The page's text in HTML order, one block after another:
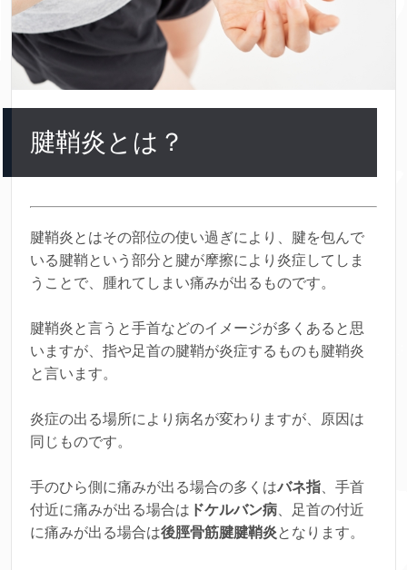
腱鞘炎とは？
腱鞘炎とはその部位の使い過ぎにより、腱を包んで
いる腱鞘という部分と腱が摩擦により炎症してしま
うことで、腫れてしまい痛みが出るものです。
腱鞘炎と言うと手首などのイメージが多くあると思
いますが、指や足首の腱鞘が炎症するものも腱鞘炎
と言います。
炎症の出る場所により病名が変わりますが、原因は
同じものです。
手のひら側に痛みが出る場合の多くはバネ指 、手首
付近に痛みが出る場合は ドケルバン病 、足首の付近
に痛みが出る場合は後脛骨筋腱腱鞘炎となります。